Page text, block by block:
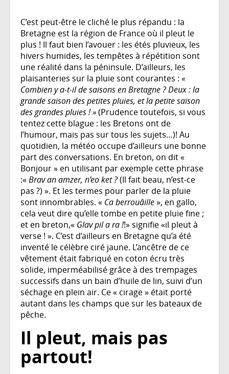
C’est peut-être le cliché le plus répandu : la
Bretagne est la région de France où il pleut le
plus ! Il faut bien l’avouer : les étés pluvieux, les
hivers humides, les tempêtes à répétition sont
une réalité dans la péninsule. D’ailleurs, les
plaisanteries sur la pluie sont courantes : «
Combien y a-t-il de saisons en Bretagne ? Deux : la
grande saison des petites pluies, et la petite saison
des grandes pluies ! »(Prudence toutefois, si vous
tentez cette blague : les Bretons ont de
l’humour, mais pas sur tous les sujets…)! Au
quotidien, la météo occupe d’ailleurs une bonne
part des conversations. En breton, on dit «
Bonjour » en utilisant par exemple cette phrase
:«Brav an amzer, n’eo ket ?(Il fait beau, n’est-ce
pas ?) ». Et les termes pour parler de la pluie
sont innombrables. « Ca berrouâille», en gallo,
cela veut dire qu’elle tombe en petite pluie fine ;
et en breton,« Glav pil a ra !!» signifie «il pleut à
verse ! ». C’est d’ailleurs en Bretagne qu’a été
inventé le célèbre ciré jaune. L’ancêtre de ce
vêtement était fabriqué en coton écru très
solide, imperméabilisé grâce à des trempages
successifs dans un bain d’huile de lin, suivi d’un
séchage en plein air. Ce « cirage » était porté
autant dans les champs que sur les bateaux de
pêche.
Il pleut, mais pas
partout!